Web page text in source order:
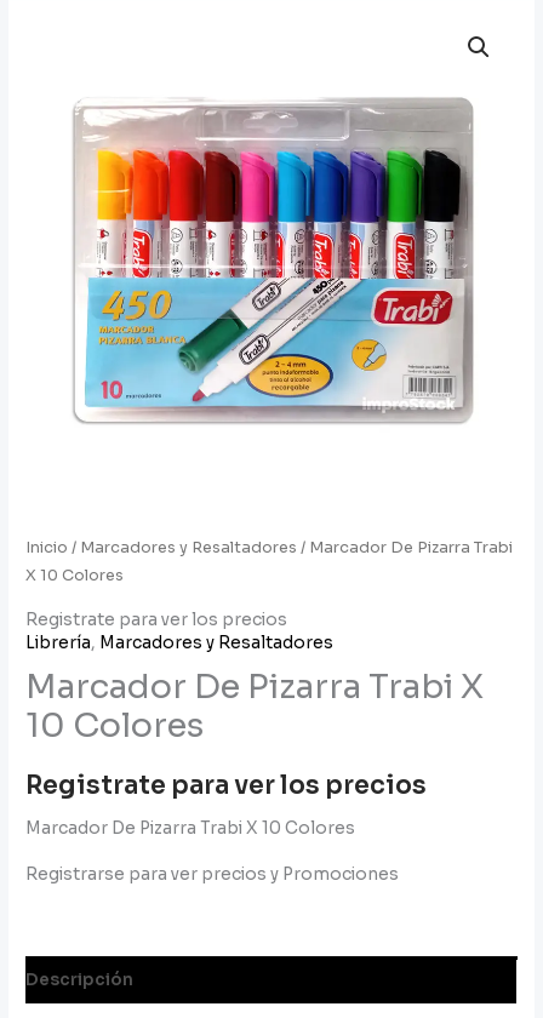
Inicio / Marcadores y Resaltadores / Marcador De Pizarra Trabi
X 10 Colores
Registrate para ver los precios
Librería, Marcadores y Resaltadores
Marcador De Pizarra Trabi X
10 Colores
Registrate para ver los precios
Marcador De Pizarra Trabi X 10 Colores
Registrarse para ver precios y Promociones
Descripción